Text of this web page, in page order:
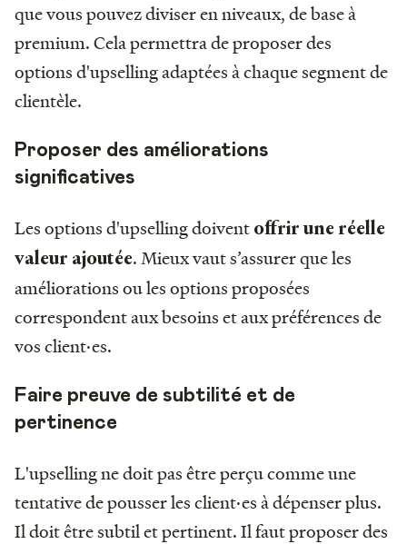
que vous pouvez diviser en niveaux, de base à
premium. Cela permettra de proposer des
options d'upselling adaptées à chaque segment de
clientèle.
Proposer des améliorations
significatives
Les options d'upselling doivent offrir une réelle
valeur ajoutée. Mieux vaut s’assurer que les
améliorations ou les options proposées
correspondent aux besoins et aux préférences de
vos client·es.
Faire preuve de subtilité et de
pertinence
L'upselling ne doit pas être perçu comme une
tentative de pousser les client·es à dépenser plus.
Il doit être subtil et pertinent. Il faut proposer des